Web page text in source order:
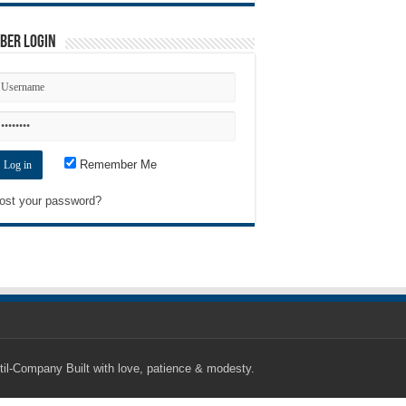
Login
Remember Me
your password?
Company Built with love, patience & modesty.